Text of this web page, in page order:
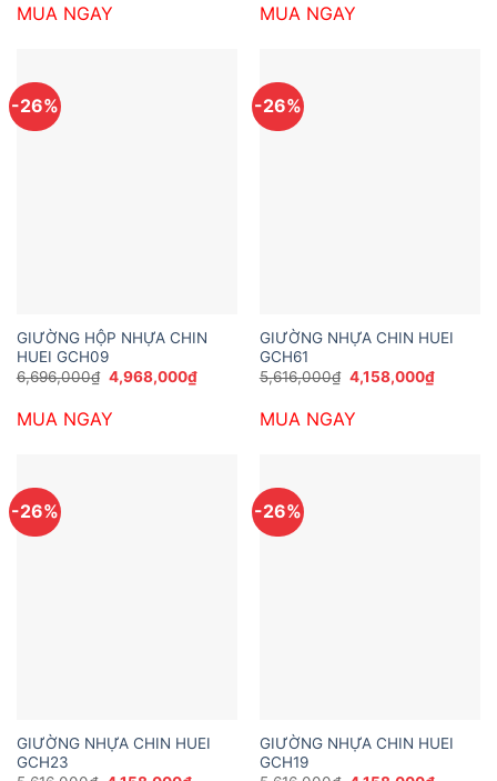
MUA NGAY
7,344,000₫.
MUA NGAY
-26%
GIƯỜNG HỘP NHỰA CHIN
HUEI GCH09
6,696,000₫ Giá
gốc
6,696,000₫.
4,968,000₫Giá
hiện
MUA NGAY
-26%
GIƯỜNG NHỰA CHIN HUEI
GCH61
5,616,000₫ Giá
gốc
5,616,000₫.
4,158,000₫Giá
hiện
MUA NGAY
-26%
GIƯỜNG NHỰA CHIN HUEI
GCH23
-26%
GIƯỜNG NHỰA CHIN HUEI
GCH19